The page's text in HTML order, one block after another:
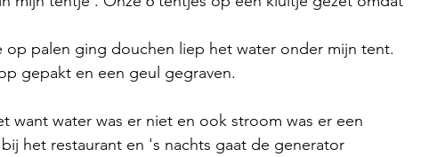
op palen ging douchen liep het water onder mijn tent.
gepakt en een geul gegraven.
want water was er niet en ook stroom was er een
het restaurant en 's nachts gaat de generator